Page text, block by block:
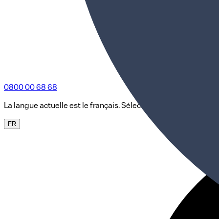
0800 00 68 68
La langue actuelle est le français. Sélectionne une autre
FR